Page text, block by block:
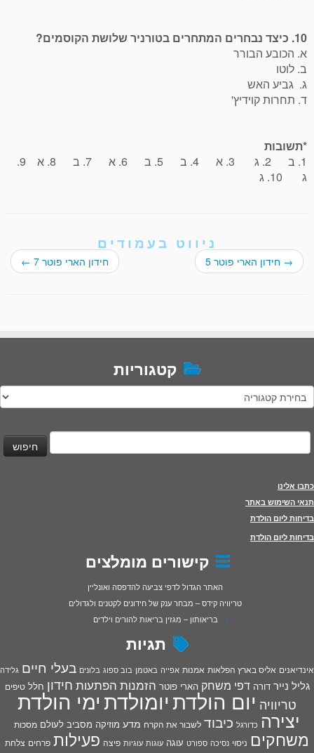
10. כיצד נבחרים המתחרים בטורניר שלושת הקוסמים?
א. הכובע הבורר
ב. לוטו
ג. גביע האש
ד. תחרות קוידיץ'
*תשובות
1. ב 2. ג 3. א 4. ב 5. ב 6. א 7. ב 8. א 9.
ג 10. ג
ניווט בעמודים
→ חידון הארי פוטר 5 חידון הארי פוטר 7 ←
קטגוריות
קטגוריות
חיפוש:
כתבו אלינו
תנאי השימוש באתר
בדיחות ליום הולדת
בדיחות ליום הולדת
קישורים מומלצים
האתר הגדול לדפי צביעה להדפסה ואונליין
טריוויה קידס – מבחר ענק של חידונים לקטנים ולגדולים
בריאותון – מגזין בריאות להורים וילדים
תגיות
אינדיאנים אליס בארץ הפלאות אמנות אפייה באטמן בוב ספוג בלונים בעלי חיים גלידה
גליל נייר דורה דפי משחק הארי פוטר הזמנות הפתעות חידון חלל טיפים
טריוויה יום הולדתיומולדתימי הולדת
יצירה כדורגל כיבוד לשבור את הקרח מדע מוזיקה מסביב לעולם מסכות
משחקים ניסוי נסיכה ספורט עוגה עוגות עוגיות פיצה פעילות פרחים צלחת